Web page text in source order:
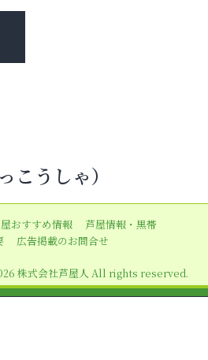
うしゃ）
おすすめ情報
芦屋情報・黒帯
広告掲載のお問合せ
株式会社芦屋人 All rights reserved.